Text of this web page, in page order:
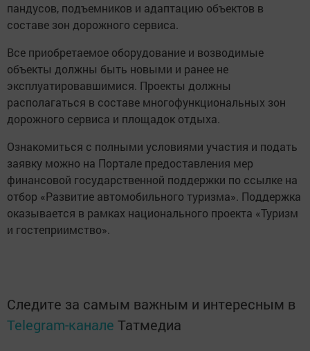
пандусов, подъемников и адаптацию объектов в
составе зон дорожного сервиса.
Все приобретаемое оборудование и возводимые
объекты должны быть новыми и ранее не
эксплуатировавшимися. Проекты должны
располагаться в составе многофункциональных зон
дорожного сервиса и площадок отдыха.
Ознакомиться с полными условиями участия и подать
заявку можно на Портале предоставления мер
финансовой государственной поддержки по ссылке на
отбор «Развитие автомобильного туризма». Поддержка
оказывается в рамках национального проекта «Туризм
и гостеприимство».
Следите за самым важным и интересным в
Telegram-канале Татмедиа